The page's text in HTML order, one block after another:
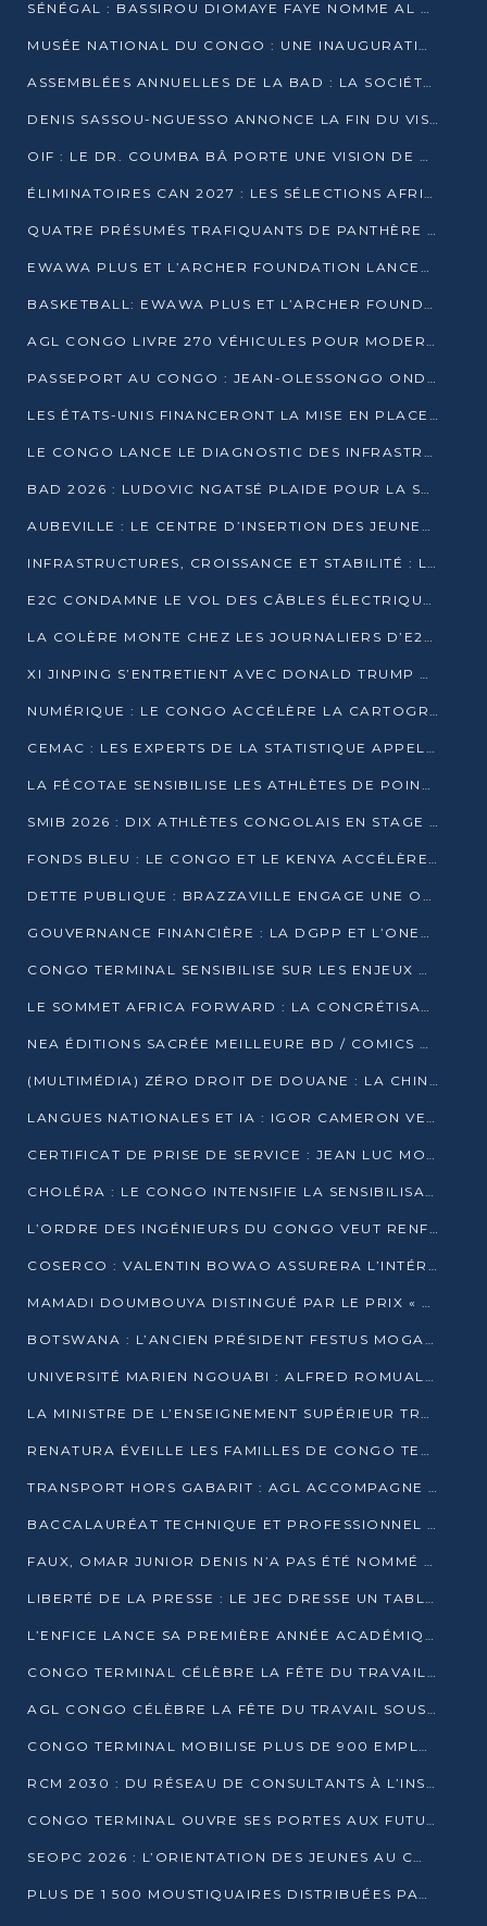
SÉNÉGAL : BASSIROU DIOMAYE FAYE NOMME AL AMINOU LÔ PREMIER MINISTRE
MUSÉE NATIONAL DU CONGO : UNE INAUGURATION PORTEUSE D’ESPOIR POUR LA CULTURE
ASSEMBLÉES ANNUELLES DE LA BAD : LA SOCIÉTÉ CIVILE CONGOLAISE À LA RECHERCHE DE PARTENAIRES POUR SES PROJETS
DENIS SASSOU-NGUESSO ANNONCE LA FIN DU VISA POUR LES AFRICAINS EN 2027
OIF : LE DR. COUMBA BÂ PORTE UNE VISION DE DIALOGUE, DE STABILITÉ ET DE RÉFORME À LA TÊTE
ÉLIMINATOIRES CAN 2027 : LES SÉLECTIONS AFRICAINES CONNAISSENT LEURS ADVERSAIRES
QUATRE PRÉSUMÉS TRAFIQUANTS DE PANTHÈRE ARRÊTÉS À EWO
EWAWA PLUS ET L’ARCHER FOUNDATION LANCENT UN CAMP DE BASKET POUR LES JEUNES À BRAZZAVILLE
BASKETBALL: EWAWA PLUS ET L’ARCHER FOUNDATION LANCENT UN CAMP POUR LES JEUNES
AGL CONGO LIVRE 270 VÉHICULES POUR MODERNISER LE TRANSPORT URBAIN
PASSEPORT AU CONGO : JEAN-OLESSONGO ONDAYE VEUT METTRE FIN AUX LENTEURS ADMINISTRATIVES
LES ÉTATS-UNIS FINANCERONT LA MISE EN PLACE DE JUSQU’À 50 CLINIQUES DE LUTTE CONTRE L’EBOLA
LE CONGO LANCE LE DIAGNOSTIC DES INFRASTRUCTURES SPORTIVES DU COMPLEXE DE KINTÉLÉ
BAD 2026 : LUDOVIC NGATSÉ PLAIDE POUR LA SOUVERAINETÉ FINANCIÈRE AFRICAINE
AUBEVILLE : LE CENTRE D’INSERTION DES JEUNES PRÊT À OUVRIR SES PORTES
INFRASTRUCTURES, CROISSANCE ET STABILITÉ : LA GUINÉE AFFÛTE SES AMBITIONS
E2C CONDAMNE LE VOL DES CÂBLES ÉLECTRIQUES APRÈS UNE VIDÉO VIRALE
LA COLÈRE MONTE CHEZ LES JOURNALIERS D’E2C QUI DÉNONCENT 20 ANS DE PRÉCARITÉ
XI JINPING S’ENTRETIENT AVEC DONALD TRUMP À BEIJING
NUMÉRIQUE : LE CONGO ACCÉLÈRE LA CARTOGRAPHIE DE SES INFRASTRUCTURES DIGITALES
CEMAC : LES EXPERTS DE LA STATISTIQUE APPELLENT À RENFORCER LA SÉCURISATION DES DONNÉES
LA FÉCOTAE SENSIBILISE LES ATHLÈTES DE POINTE-NOIRE À L’HYGIÈNE ALIMENTA
SMIB 2026 : DIX ATHLÈTES CONGOLAIS EN STAGE AU KENYA
FONDS BLEU : LE CONGO ET LE KENYA ACCÉLÈRENT LA MOBILISATION DES FINANCEMENTS
DETTE PUBLIQUE : BRAZZAVILLE ENGAGE UNE OPÉRATION DE RACHAT DE 575 MILLIONS DE DOLLARS
GOUVERNANCE FINANCIÈRE : LA DGPP ET L’ONEC-C VERS UN PARTENARIAT POUR ASSAINIR LES ENTREPRISES PUBLIQUES
CONGO TERMINAL SENSIBILISE SUR LES ENJEUX DE LA SANTÉ MENTALE EN
LE SOMMET AFRICA FORWARD : LA CONCRÉTISATION DE PARTENARIATS ÉQUILIBRÉS ET TOURNÉS VERS L’AVENIR ENTRE LE CONTINENT AFRICAIN ET LA FRANCE
NEA ÉDITIONS SACRÉE MEILLEURE BD / COMICS D’AFRIQUE AU KENYA
(MULTIMÉDIA) ZÉRO DROIT DE DOUANE : LA CHINE ET L’AFRIQUE VERS UNE PROXIMITÉ SANS PRÉCÉDENT (PAPIER GÉNÉRAL)
LANGUES NATIONALES ET IA : IGOR CAMERON VEUT ARRIMER LA STRATÉGIE IA À LA LOI SUR LA RECHERCHE
CERTIFICAT DE PRISE DE SERVICE : JEAN LUC MOUTHOU DÉMENT UNE « FAKE NEWS »
CHOLÉRA : LE CONGO INTENSIFIE LA SENSIBILISATION AU MARCHÉ DE TALANGAÏ
L’ORDRE DES INGÉNIEURS DU CONGO VEUT RENFORCER L’ÉTHIQUE ET LA CRÉDIBILITÉ DE LA PROFESSION
COSERCO : VALENTIN BOWAO ASSURERA L’INTÉRIM À LA TÊTE DU BUREAU EXÉCUTIF NATIONAL
MAMADI DOUMBOUYA DISTINGUÉ PAR LE PRIX « SUPER GRAND BÂTISSEUR BABACAR N’DIAYE »
BOTSWANA : L’ANCIEN PRÉSIDENT FESTUS MOGAE EST MORT À 86 ANS
UNIVERSITÉ MARIEN NGOUABI : ALFRED ROMUALD NGUYA POATY SOUTIENT UNE THÈSE SUR LE PARADOXE DE LA CROISSANCE EN ZONE CEMAC
LA MINISTRE DE L’ENSEIGNEMENT SUPÉRIEUR TRACE SA FEUILLE DE ROUTE
RENATURA ÉVEILLE LES FAMILLES DE CONGO TERMINAL À LA PROTECTION DE L’ENVIRONNEMENT
TRANSPORT HORS GABARIT : AGL ACCOMPAGNE LE DÉVELOPPEMENT DU SECTEUR BRASSICOLE AU CONGO
BACCALAURÉAT TECHNIQUE ET PROFESSIONNEL : 16 352 CANDIDATS LANCÉS DANS LES ÉPREUVES D’EPS
FAUX, OMAR JUNIOR DENIS N’A PAS ÉTÉ NOMMÉ AIDE DE CAMP ADJOINT DE DENIS SASSOU NGUESSO
LIBERTÉ DE LA PRESSE : LE JEC DRESSE UN TABLEAU PRÉOCCUPANT AU CONGO
L’ENFICE LANCE SA PREMIÈRE ANNÉE ACADÉMIQUE AVEC 100 FUTURS ENSEIGNANTS
CONGO TERMINAL CÉLÈBRE LA FÊTE DU TRAVAIL AVEC SES COLLABORATEURS À POINTE-NOIRE
AGL CONGO CÉLÈBRE LA FÊTE DU TRAVAIL SOUS LE SIGNE DE LA COHÉSION
CONGO TERMINAL MOBILISE PLUS DE 900 EMPLOYÉS AUTOUR DE LA SÉCURITÉ AU TRAVAIL
RCM 2030 : DU RÉSEAU DE CONSULTANTS À L’INSTRUMENT DE PUISSANCE EN AFRIQUE FRANCOPHONE
CONGO TERMINAL OUVRE SES PORTES AUX FUTURS INGÉNIEURS AU FORUM DES MÉTIERS D’UCAC-ICAM
SEOPC 2026 : L’ORIENTATION DES JEUNES AU CŒUR DE LA DEUXIÈME ÉDITION
PLUS DE 1 500 MOUSTIQUAIRES DISTRIBUÉES PAR AGL ET CONGO TERMINAL DANS LA LUTTE CONTRE LE PALUDISME